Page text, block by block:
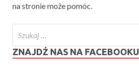
na stronie może pomóc.
ZNAJDŹ NAS NA FACEBOOKU